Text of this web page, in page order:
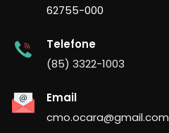
62755-000
Telefone
(85) 3322-1003
Email
cmo.ocara@gmail.com